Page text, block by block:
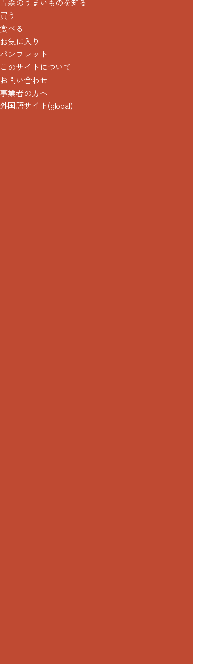
買う
食べる
お気に入り
パンフレット
このサイトについて
お問い合わせ
事業者の方へ
外国語サイト(global)